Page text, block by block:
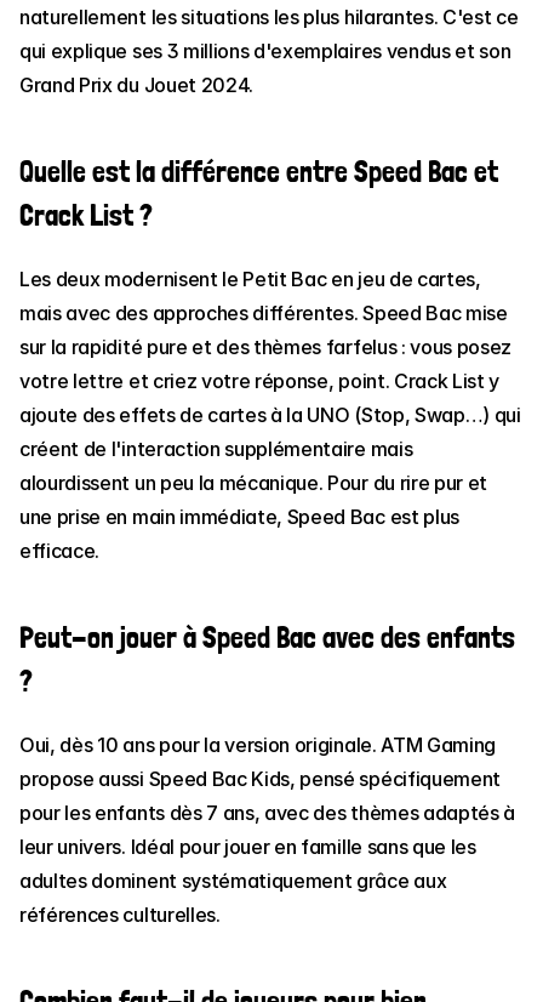
naturellement les situations les plus hilarantes. C'est ce
qui explique ses 3 millions d'exemplaires vendus et son
Grand Prix du Jouet 2024.
Quelle est la différence entre Speed Bac et
Crack List ?
Les deux modernisent le Petit Bac en jeu de cartes,
mais avec des approches différentes. Speed Bac mise
sur la rapidité pure et des thèmes farfelus : vous posez
votre lettre et criez votre réponse, point. Crack List y
ajoute des effets de cartes à la UNO (Stop, Swap…) qui
créent de l'interaction supplémentaire mais
alourdissent un peu la mécanique. Pour du rire pur et
une prise en main immédiate, Speed Bac est plus
efficace.
Peut-on jouer à Speed Bac avec des enfants
?
Oui, dès 10 ans pour la version originale. ATM Gaming
propose aussi Speed Bac Kids, pensé spécifiquement
pour les enfants dès 7 ans, avec des thèmes adaptés à
leur univers. Idéal pour jouer en famille sans que les
adultes dominent systématiquement grâce aux
références culturelles.